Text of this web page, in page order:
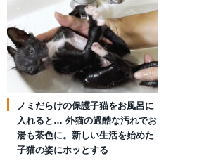
ノミだらけの保護子猫をお風呂に
入れると… 外猫の過酷な汚れでお
湯も茶色に。新しい生活を始めた
子猫の姿にホッとする